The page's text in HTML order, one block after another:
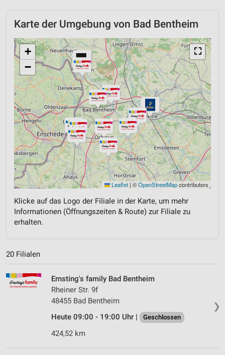
Karte der Umgebung von Bad Bentheim
⛶
+
−
Leaflet | ©OpenStreetMapcontributors
Klicke auf das Logo der Filiale in der Karte, um mehr
Informationen (Öffnungszeiten & Route) zur Filiale zu
erhalten.
20 Filialen
❯
Ernsting's family Bad Bentheim
Rheiner Str. 9f
48455 Bad Bentheim
Heute 09:00 - 19:00 Uhr |
Geschlossen
424,52 km